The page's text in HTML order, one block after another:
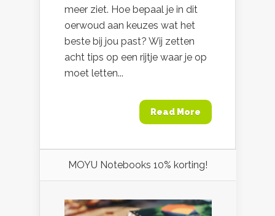
meer ziet. Hoe bepaal je in dit
oerwoud aan keuzes wat het
beste bij jou past? Wij zetten
acht tips op een rijtje waar je op
moet letten...
Read More
MOYU Notebooks 10% korting!